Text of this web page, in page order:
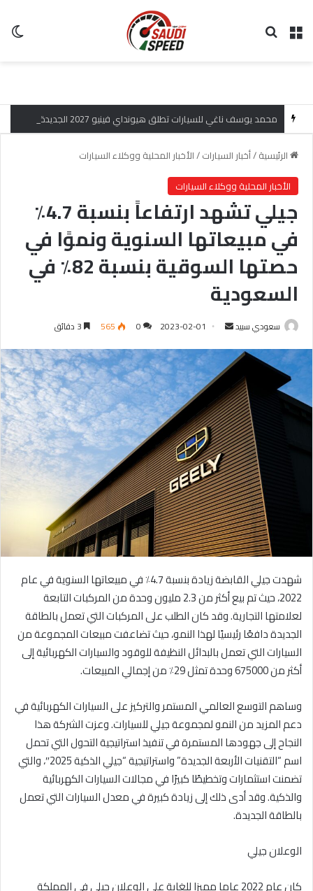
القائمة
الرئيسية/أخبار السيارات/الأخبار المحلية ووكلاء السيارات
الأخبار المحلية ووكلاء السيارات
جيلي تشهد ارتفاعاً بنسبة 4.7٪
في مبيعاتها السنوية ونموًا في
حصتها السوقية بنسبة 82٪ في
السعودية
سعودي سبيد
ل
ب
ر
ي
د
ا
إ
ل
ك
ت
ر
و
ن
ي
ا
2023-02-01
0
565
شهدت جيلي القابضة زيادة بنسبة 4.7٪ في مبيعاتها السنوية في عام
2022، حيث تم بيع أكثر من 2.3 مليون وحدة من المركبات التابعة
لعلامتها التجارية. وقد كان الطلب على المركبات التي تعمل بالطاقة
الجديدة دافعًا رئيسيًا لهذا النمو، حيث تضاعفت مبيعات المجموعة من
السيارات التي تعمل بالبدائل النظيفة للوقود والسيارات الكهربائية إلى
أكثر من 675000 وحدة تمثل 29٪ من إجمالي المبيعات.
وساهم التوسع العالمي المستمر والتركيز على السيارات الكهربائية في
دعم المزيد من النمو لمجموعة جيلي للسيارات. وعزت الشركة هذا
النجاح إلى جهودها المستمرة في تنفيذ استراتيجية التحول التي تحمل
اسم “التقنيات الأربعة الجديدة” واستراتيجية “جيلي الذكية 2025″، والتي
تضمنت استثمارات وتخطيطًا كبيرًا في مجالات السيارات الكهربائية
والذكية. وقد أدى ذلك إلى زيادة كبيرة في معدل السيارات التي تعمل
بالطاقة الجديدة.
الوعلان جيلي
كان عام 2022 عاما مميزا للغاية على الوعلان جيلي في المملكة